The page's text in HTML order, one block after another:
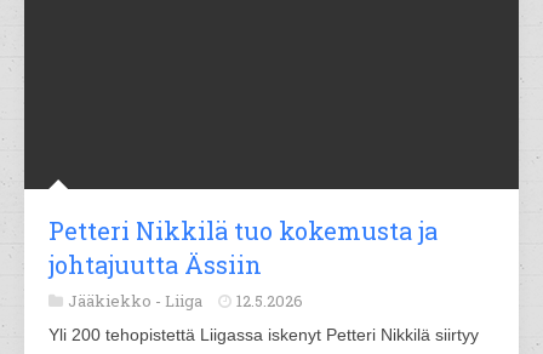
Petteri Nikkilä tuo kokemusta ja
johtajuutta Ässiin
Jääkiekko - Liiga 12.5.2026
Yli 200 tehopistettä Liigassa iskenyt Petteri Nikkilä siirtyy